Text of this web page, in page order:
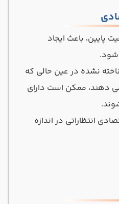
پایین، باعث ایجاد
شود.
نشده در عین حالی که
دهند، ممکن است دارای
انتظاراتی در اندازه